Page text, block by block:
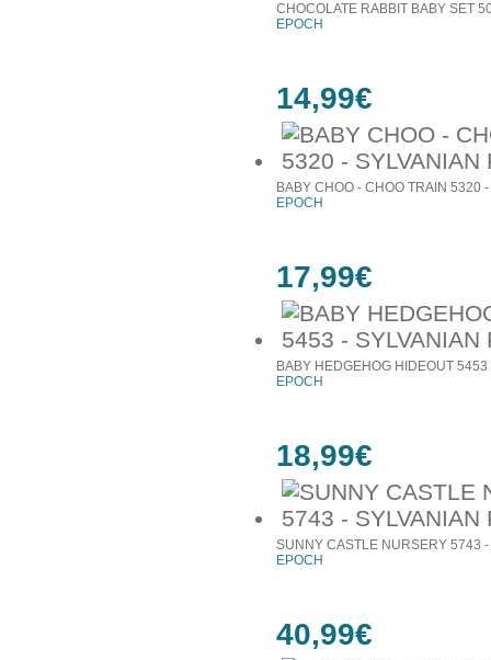
CHOCOLATE RABBIT BABY SET
EPOCH
14,99€
BABY CHOO - CHOO TRAIN 5320
EPOCH
17,99€
BABY HEDGEHOG HIDEOUT
EPOCH
18,99€
SUNNY CASTLE NURSERY 5743 -
EPOCH
40,99€